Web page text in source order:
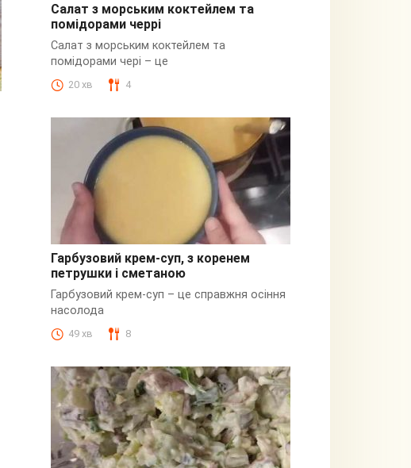
З кальмарами
Салат з морським коктейлем та
помідорами черрі
Салат з морським коктейлем та
помідорами чері – це
20 хв 4
Гарбузовий
Гарбузовий крем-суп, з коренем
петрушки і сметаною
Гарбузовий крем-суп – це справжня осіння
насолода
49 хв 8